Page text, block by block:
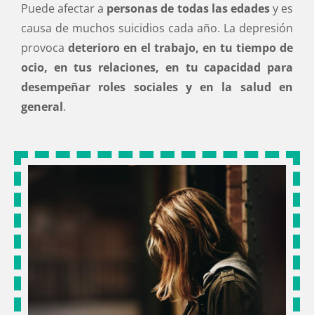
Puede afectar a personas de todas las edadesy es
causa de muchos suicidios cada año. La depresión
provoca deterioro en el trabajo, en tu tiempo de
ocio, en tus relaciones, en tu capacidad para
desempeñar roles sociales y en la salud en
general.